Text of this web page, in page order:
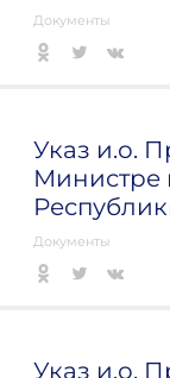
Документы
Указ и.о.
Министре
Документы
Указ и.о.